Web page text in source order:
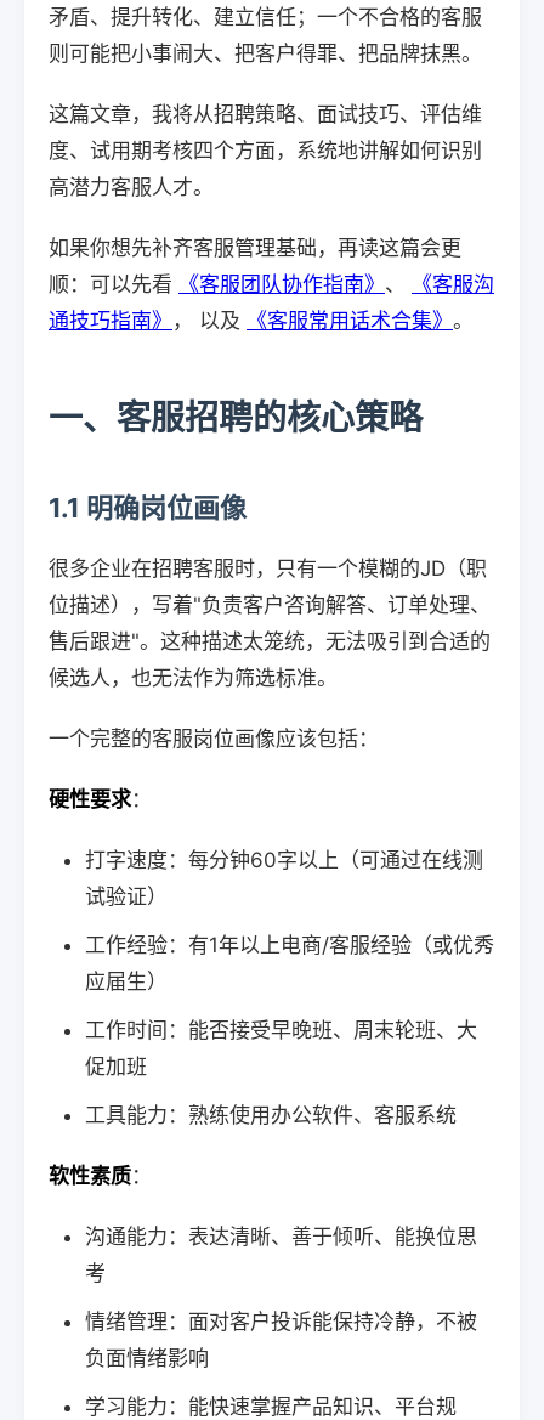
矛盾、提升转化、建立信任；一个不合格的客服
则可能把小事闹大、把客户得罪、把品牌抹黑。
这篇文章，我将从招聘策略、面试技巧、评估维
度、试用期考核四个方面，系统地讲解如何识别
高潜力客服人才。
如果你想先补齐客服管理基础，再读这篇会更
顺：可以先看
《客服团队协作指南》 、
《客服沟
通技巧指南》 ， 以及 《客服常用话术合集》 。
一、客服招聘的核心策略
1.1 明确岗位画像
很多企业在招聘客服时，只有一个模糊的JD（职
位描述），写着"负责客户咨询解答、订单处理、
售后跟进"。这种描述太笼统，无法吸引到合适的
候选人，也无法作为筛选标准。
一个完整的客服岗位画像应该包括：
硬性要求：
打字速度：每分钟60字以上（可通过在线测
试验证）
工作经验：有1年以上电商/客服经验（或优秀
应届生）
工作时间：能否接受早晚班、周末轮班、大
促加班
工具能力：熟练使用办公软件、客服系统
软性素质：
沟通能力：表达清晰、善于倾听、能换位思
考
情绪管理：面对客户投诉能保持冷静，不被
负面情绪影响
学习能力：能快速掌握产品知识、平台规